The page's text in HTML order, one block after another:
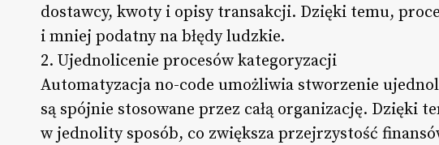
dostawcy, kwoty i opisy transakcji. Dzięki temu,
i mniej podatny na błędy ludzkie.
2. Ujednolicenie procesów kategoryzacji
Automatyzacja no-code umożliwia stworzenie
są spójnie stosowane przez całą organizację. Dzięki
w jednolity sposób, co zwiększa przejrzystość